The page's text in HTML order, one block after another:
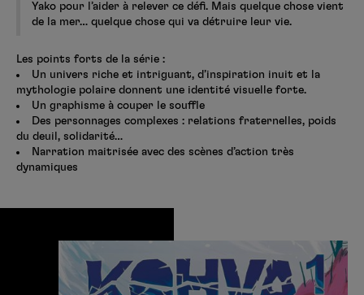
Yako pour l’aider à relever ce défi. Mais quelque chose vient
de la mer… quelque chose qui va détruire leur vie.
Les points forts de la série :
Un univers riche et intriguant, d’inspiration inuit et la
mythologie polaire donnent une identité visuelle forte.
Un graphisme à couper le souffle
Des personnages complexes : relations fraternelles, poids
du deuil, solidarité…
Narration maitrisée avec des scènes d’action très
dynamiques